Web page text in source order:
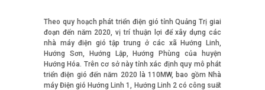
Theo quy hoạch phát triển điện gió tỉnh Quảng Trị giai
đoạn đến năm 2020, vị trí thuận lợi để xây dựng các
nhà máy điện gió tập trung ở các xã Hướng Linh,
Hướng Sơn, Hướng Lập, Hướng Phùng của huyện
Hướng Hóa. Trên cơ sở này tỉnh xác định quy mô phát
triển điện gió đến năm 2020 là 110MW, bao gồm Nhà
máy Điện gió Hướng Linh 1, Hướng Linh 2 có công suất